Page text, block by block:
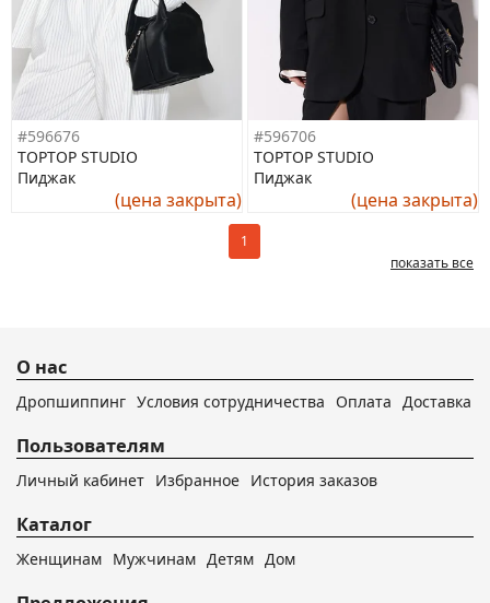
#596676
TOPTOP STUDIO
Пиджак
(цена закрыта)
#596706
TOPTOP STUDIO
Пиджак
(цена закрыта)
1
показать все
О нас
Дропшиппинг Условия сотрудничества Оплата Доставка
Пользователям
Личный кабинет Избранное История заказов
Каталог
Женщинам Мужчинам Детям Дом